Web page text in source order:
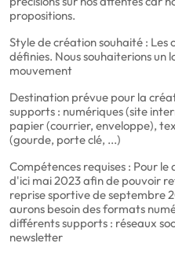
propositions.
Style de création souhaité : Les
définies. Nous souhaiterions un
mouvement
Destination prévue pour la
supports : numériques (site
papier (courrier, enveloppe),
(gourde, porte clé, ...)
Compétences requises : Pour
d'ici mai 2023 afin de pouvoir
reprise sportive de septembre
aurons besoin des formats
différents supports : réseaux
newsletter